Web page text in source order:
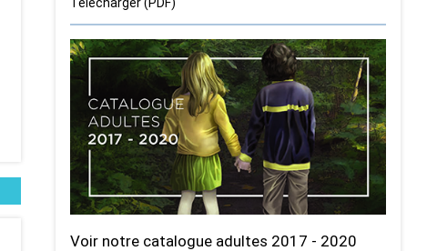
Voir notre catalogue adultes 2017 - 2020